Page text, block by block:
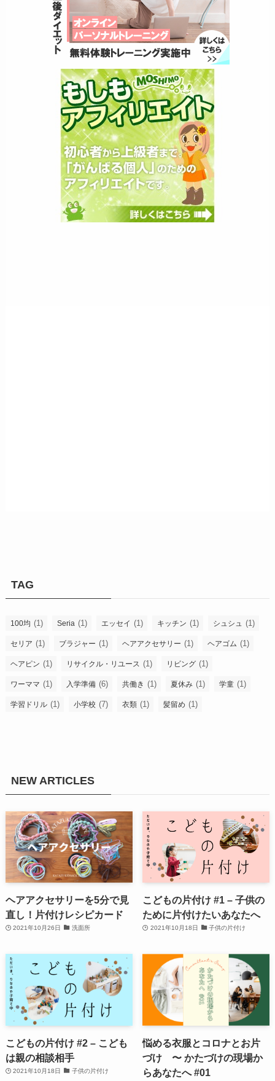
TAG
100均 (1) Seria (1) エッセイ (1) キッチン (1) シュシュ (1)
セリア (1) ブラジャー (1) ヘアアクセサリー (1) ヘアゴム (1)
ヘアピン (1) リサイクル・リユース (1) リビング (1)
ワーママ (1) 入学準備 (6) 共働き (1) 夏休み (1) 学童 (1)
学習ドリル (1) 小学校 (7) 衣類 (1) 髪留め (1)
NEW ARTICLES
ヘアアクセサリーを5分で見
直し！片付けレシピカード
2021年10月26日 洗面所
こどもの片付け #1 – 子供の
ために片付けたいあなたへ
2021年10月18日 子供の片付け
こどもの片付け #2 – こども
は親の相談相手
2021年10月18日 子供の片付け
悩める衣服とコロナとお片
づけ 〜 かたづけの現場か
らあなたへ #01